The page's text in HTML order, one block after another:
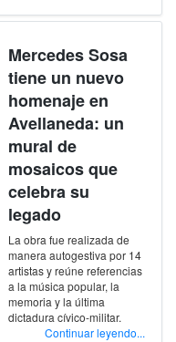
Mercedes Sosa
tiene un nuevo
homenaje en
Avellaneda: un
mural de
mosaicos que
celebra su
legado
La obra fue realizada de
manera autogestiva por 14
artistas y reúne referencias
a la música popular, la
memoria y la última
dictadura cívico-militar.
Continuar leyendo...